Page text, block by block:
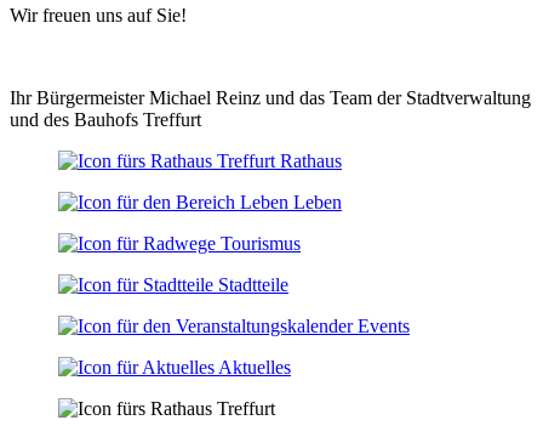
Wir freuen uns auf Sie!
Ihr Bürgermeister Michael Reinz und das Team der Stadtverwaltung
und des Bauhofs Treffurt
Rathaus
Leben
Tourismus
Stadtteile
Events
Aktuelles